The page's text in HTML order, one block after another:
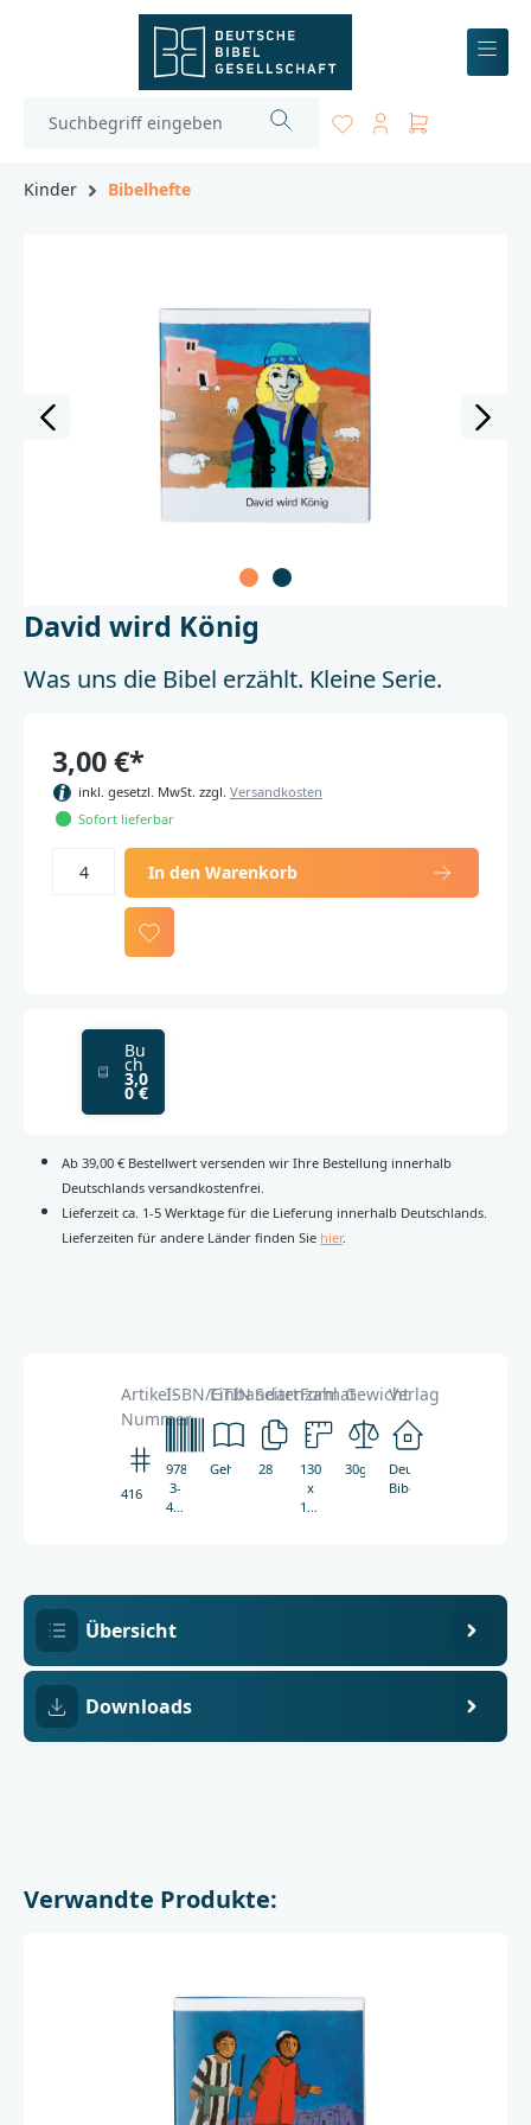
Kinder Bibelhefte
David wird König
Was uns die Bibel erzählt. Kleine Serie.
3,00 €*
inkl. gesetzl. MwSt. zzgl. Versandkosten
Sofort lieferbar
In den Warenkorb
Bu
ch
3,0
0 €
Ab 39,00 € Bestellwert versenden wir Ihre Bestellung innerhalb
Deutschlands versandkostenfrei.
Lieferzeit ca. 1-5 Werktage für die Lieferung innerhalb Deutschlands.
Lieferzeiten für andere Länder finden Sie hier.
Artikel-
Nummer
4164
ISBN/GTIN
978-
3-
438-
Einbandart
Geheftet
Seitenzahl
28
Format
130
x
130
Gewicht
30g
Verlag
Deutsche
Bibelgesellschaft
Übersicht
Downloads
Verwandte Produkte: